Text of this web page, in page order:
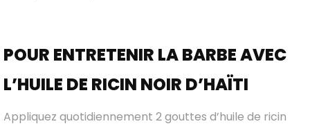
POUR ENTRETENIR LA BARBE AVEC
L’HUILE DE RICIN NOIR D’HAÏTI
Appliquez quotidiennement 2 gouttes d’huile de ricin